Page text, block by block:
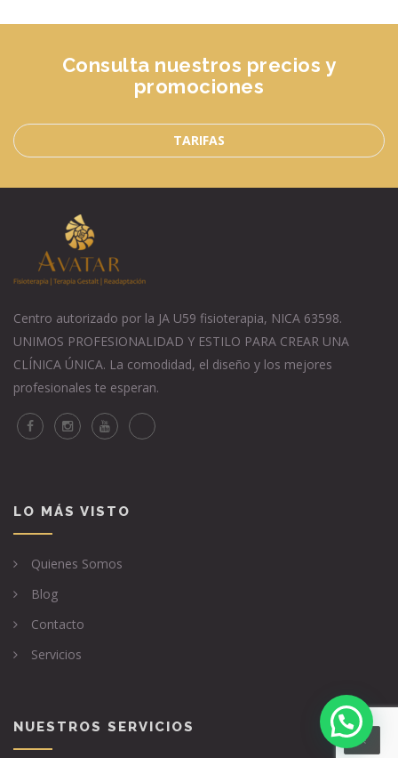
Consulta nuestros precios y
promociones
TARIFAS
Centro autorizado por la JA U59 fisioterapia, NICA 63598.
UNIMOS PROFESIONALIDAD Y ESTILO PARA CREAR UNA
CLÍNICA ÚNICA. La comodidad, el diseño y los mejores
profesionales te esperan.
LO MÁS VISTO
Quienes Somos
Blog
Contacto
Servicios
NUESTROS SERVICIOS